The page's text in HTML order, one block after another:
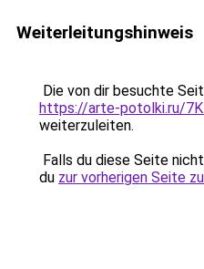
Weiterleitungshinweis
Die von dir besuchte
https://arte-potolki.ru/
weiterzuleiten.
Falls du diese Seite
du zur vorherigen Seite